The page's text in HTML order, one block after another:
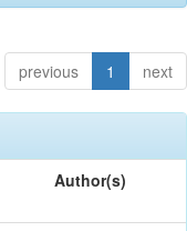
previous 1 next
Author(s)